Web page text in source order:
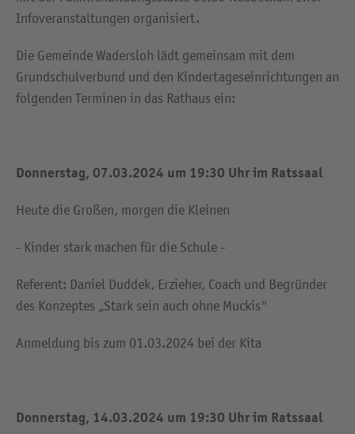
Infoveranstaltungen organisiert.
Die Gemeinde Wadersloh lädt gemeinsam mit dem
Grundschulverbund und den Kindertageseinrichtungen an
folgenden Terminen in das Rathaus ein:
Donnerstag, 07.03.2024 um 19:30 Uhr im Ratssaal
Heute die Großen, morgen die Kleinen
- Kinder stark machen für die Schule -
Referent: Daniel Duddek, Erzieher, Coach und Begründer
des Konzeptes „Stark sein auch ohne Muckis"
Anmeldung bis zum 01.03.2024 bei der Kita
Donnerstag, 14.03.2024 um 19:30 Uhr im Ratssaal